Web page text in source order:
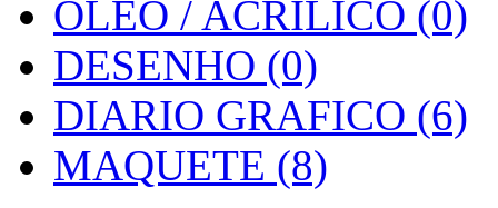
OLEO / ACRILICO (0)
DESENHO (0)
DIARIO GRAFICO (6)
MAQUETE (8)